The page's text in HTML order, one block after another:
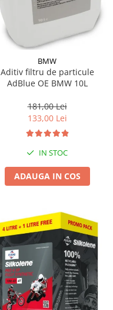
BMW
Aditiv filtru de particule
AdBlue OE BMW 10L
181,00 Lei
133,00 Lei
IN STOC
ADAUGA IN COS